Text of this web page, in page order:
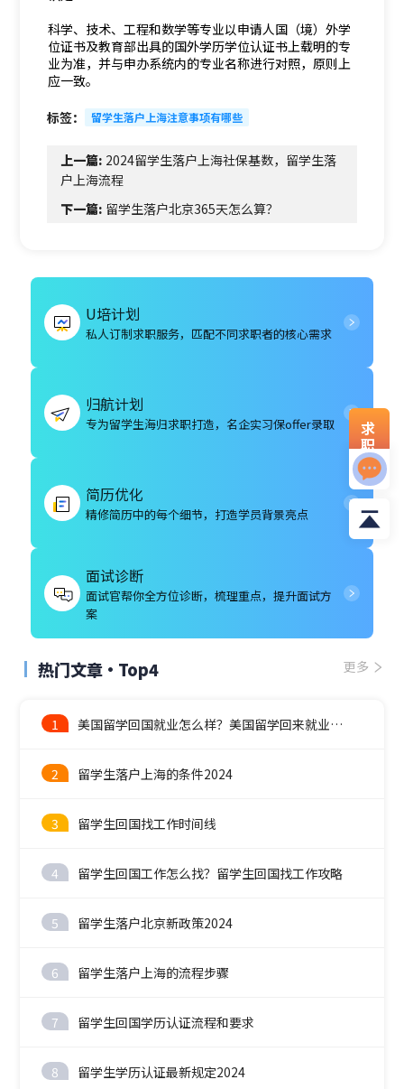
科学、技术、工程和数学等专业以申请人国（境）外学
位证书及教育部出具的国外学历学位认证书上载明的专
业为准，并与申办系统内的专业名称进行对照，原则上
应一致。
标签： 留学生落户上海注意事项有哪些
上一篇: 2024留学生落户上海社保基数，留学生落
户上海流程
下一篇: 留学生落户北京365天怎么算？
U培计划
私人订制求职服务，匹配不同求职者的核心需求
归航计划
专为留学生海归求职打造，名企实习保offer录取
简历优化
精修简历中的每个细节，打造学员背景亮点
面试诊断
面试官帮你全方位诊断，梳理重点，提升面试方
案
热门文章·Top4 更多
1 美国留学回国就业怎么样？美国留学回来就业前景
2 留学生落户上海的条件2024
3 留学生回国找工作时间线
4 留学生回国工作怎么找？留学生回国找工作攻略
5 留学生落户北京新政策2024
6 留学生落户上海的流程步骤
7 留学生回国学历认证流程和要求
8 留学生学历认证最新规定2024
求
职
资
料